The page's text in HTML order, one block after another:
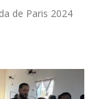
de Paris 2024